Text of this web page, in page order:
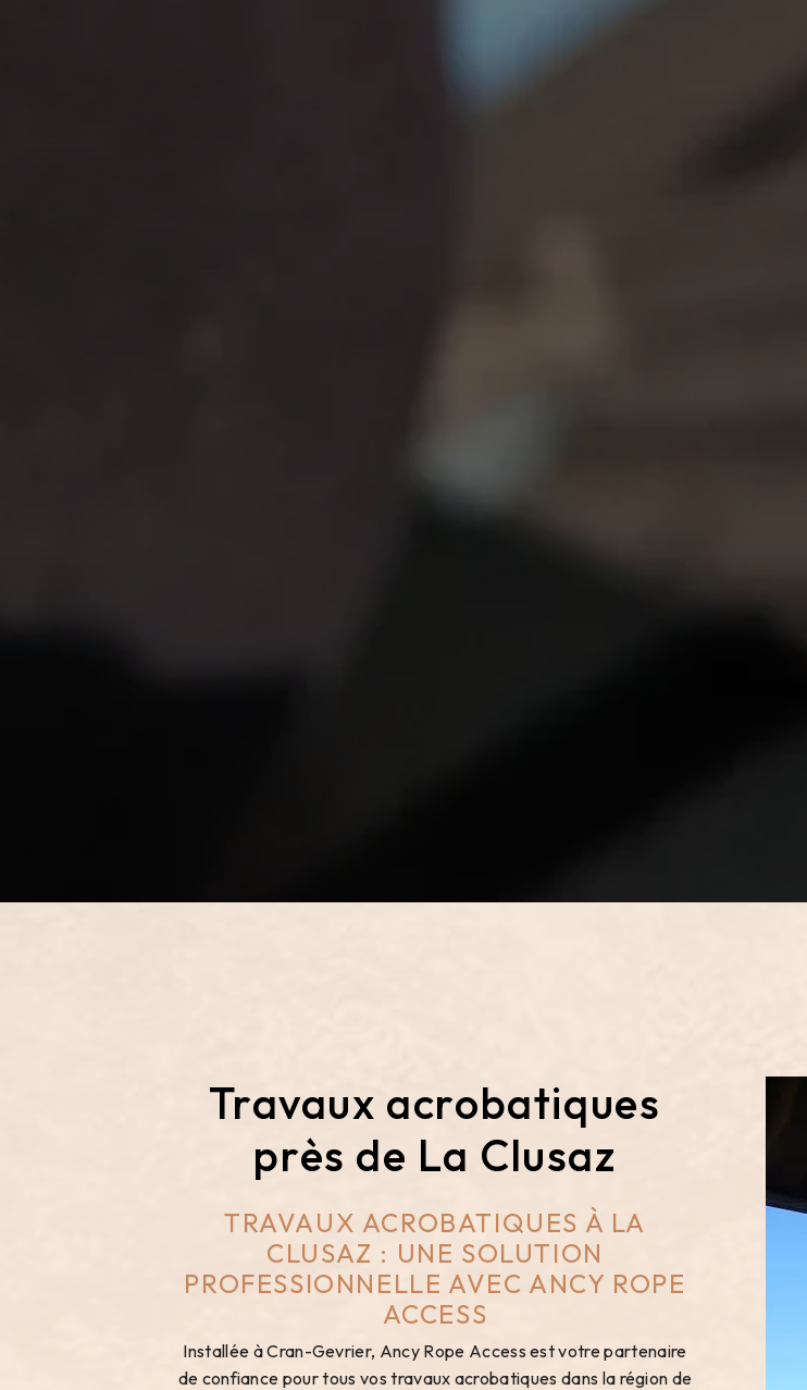
Travaux acrobatiques
près de La Clusaz
TRAVAUX ACROBATIQUES À LA
CLUSAZ : UNE SOLUTION
PROFESSIONNELLE AVEC ANCY ROPE
ACCESS
Installée à Cran-Gevrier, Ancy Rope Access est votre partenaire
de confiance pour tous vos travaux acrobatiques dans la région de